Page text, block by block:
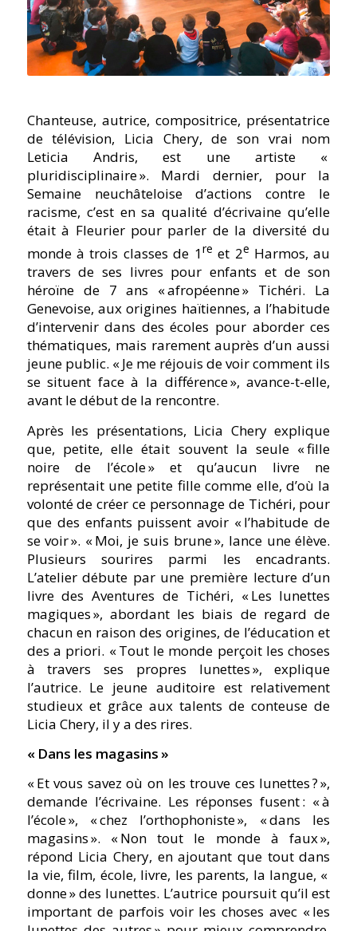
Chanteuse, autrice, compositrice, présentatrice
de télévision, Licia Chery, de son vrai nom
Leticia Andris, est une artiste «
pluridisciplinaire ». Mardi dernier, pour la
Semaine neuchâteloise d’actions contre le
racisme, c’est en sa qualité d’écrivaine qu’elle
était à Fleurier pour parler de la diversité du
monde à trois classes de 1re et 2e Harmos, au
travers de ses livres pour enfants et de son
héroïne de 7 ans « afropéenne » Tichéri. La
Genevoise, aux origines haïtiennes, a l’habitude
d’intervenir dans des écoles pour aborder ces
thématiques, mais rarement auprès d’un aussi
jeune public. « Je me réjouis de voir comment ils
se situent face à la différence », avance-t-elle,
avant le début de la rencontre.
Après les présentations, Licia Chery explique
que, petite, elle était souvent la seule « fille
noire de l’école »et qu’aucun livre ne
représentait une petite fille comme elle, d’où la
volonté de créer ce personnage de Tichéri, pour
que des enfants puissent avoir « l’habitude de
se voir ». « Moi, je suis brune », lance une élève.
Plusieurs sourires parmi les encadrants.
L’atelier débute par une première lecture d’un
livre des Aventures de Tichéri, « Les lunettes
magiques », abordant les biais de regard de
chacun en raison des origines, de l’éducation et
des a priori. « Tout le monde perçoit les choses
à travers ses propres lunettes », explique
l’autrice. Le jeune auditoire est relativement
studieux et grâce aux talents de conteuse de
Licia Chery, il y a des rires.
« Dans les magasins »
« Et vous savez où on les trouve ces lunettes ? »,
demande l’écrivaine. Les réponses fusent : « à
l’école », « chez l’orthophoniste », « dans les
magasins ». « Non tout le monde à faux »,
répond Licia Chery, en ajoutant que tout dans
la vie, film, école, livre, les parents, la langue, «
donne »des lunettes. L’autrice poursuit qu’il est
important de parfois voir les choses avec « les